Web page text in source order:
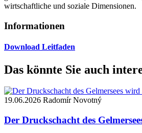
wirtschaftliche und soziale Dimensionen.
Informationen
Download Leitfaden
Das könnte Sie auch
19.06.2026 Radomír Novotný
Der Druckschacht des